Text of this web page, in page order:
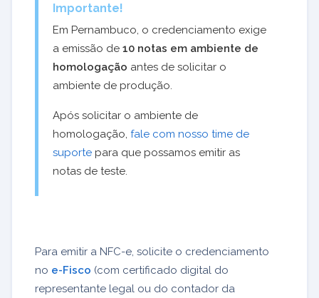
Importante!
Em Pernambuco, o credenciamento exige
a emissão de 10 notas em ambiente de
homologação antes de solicitar o
ambiente de produção.
Após solicitar o ambiente de
homologação, fale com nosso time de
suporte para que possamos emitir as
notas de teste.
Para emitir a NFC-e, solicite o credenciamento
no e-Fisco (com certificado digital do
representante legal ou do contador da